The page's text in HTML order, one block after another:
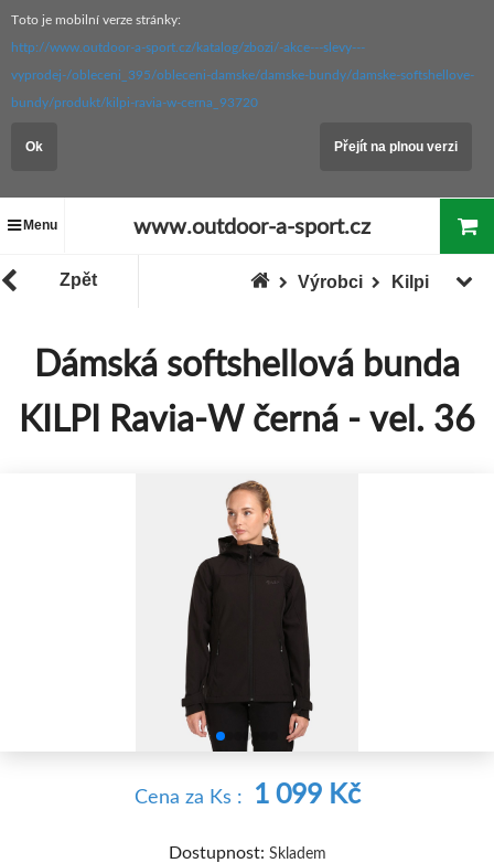
Toto je mobilní verze stránky:
http://www.outdoor-a-sport.cz/katalog/zbozi/-akce---slevy---
vyprodej-/obleceni_395/obleceni-damske/damske-bundy/damske-softshellove-
bundy/produkt/kilpi-ravia-w-cerna_93720
Ok Přejít na plnou verzi
Menu www.outdoor-a-sport.cz
Zpět Kilpi
Výrobci
Dámská softshellová bunda
KILPI Ravia-W černá - vel. 36
Cena za Ks : 1 099 Kč
Dostupnost: Skladem